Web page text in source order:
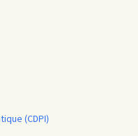
(CDPI)